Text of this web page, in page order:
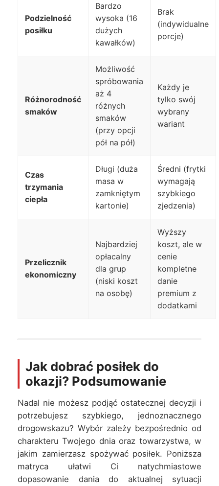
Podzielność
posiłku
Bardzo
wysoka (16
dużych
kawałków)
Brak
(indywidualne
porcje)
Różnorodność
smaków
Możliwość
spróbowania
aż 4
różnych
smaków
(przy opcji
pół na pół)
Każdy je
tylko swój
wybrany
wariant
Czas
trzymania
ciepła
Długi (duża
masa w
zamkniętym
kartonie)
Średni (frytki
wymagają
szybkiego
zjedzenia)
Przelicznik
ekonomiczny
Najbardziej
opłacalny
dla grup
(niski koszt
na osobę)
Wyższy
koszt, ale w
cenie
kompletne
danie
premium z
dodatkami
Jak dobrać posiłek do
okazji? Podsumowanie
Nadal nie możesz podjąć ostatecznej decyzji i
potrzebujesz szybkiego, jednoznacznego
drogowskazu? Wybór zależy bezpośrednio od
charakteru Twojego dnia oraz towarzystwa, w
jakim zamierzasz spożywać posiłek. Poniższa
matryca ułatwi Ci natychmiastowe
dopasowanie dania do aktualnej sytuacji